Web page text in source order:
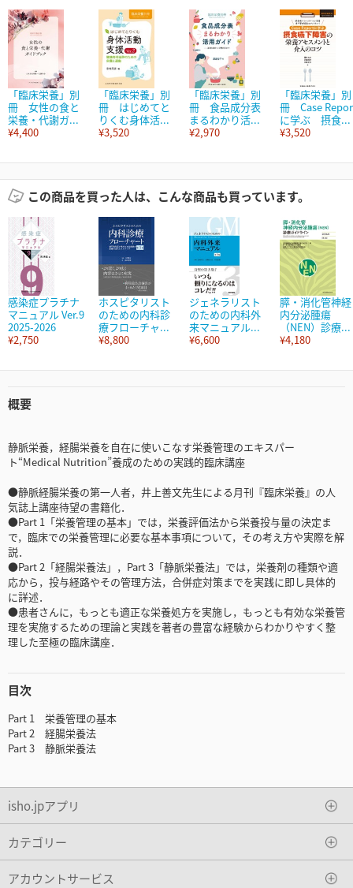
「臨床栄養」別
冊 女性の食と
栄養・代謝ガ...
¥4,400
「臨床栄養」別
冊 はじめてと
りくむ身体活...
¥3,520
「臨床栄養」別
冊 食品成分表
まるわかり活...
¥2,970
「臨床栄養」別
冊 Case
に学ぶ 摂食...
¥3,520
この商品を買った人は、こんな商品も買っています。
感染症プラチナ
マニュアル Ver.9
2025-2026
¥2,750
ホスピタリスト
のための内科診
療フローチャ...
¥8,800
ジェネラリスト
のための内科外
来マニュアル...
¥6,600
膵・消化管神経
内分泌腫瘍
（NEN）診療...
¥4,180
概要
静脈栄養，経腸栄養を自在に使いこなす栄養管理のエキスパー
ト“Medical Nutrition”養成のための実践的臨床講座
●静脈経腸栄養の第一人者，井上善文先生による月刊『臨床栄養』の人
気誌上講座待望の書籍化．
●Part 1「栄養管理の基本」では，栄養評価法から栄養投与量の決定ま
で，臨床での栄養管理に必要な基本事項について，その考え方や実際を解
説．
●Part 2「経腸栄養法」，Part 3「静脈栄養法」では，栄養剤の種類や適
応から，投与経路やその管理方法，合併症対策までを実践に即し具体的
に詳述．
●患者さんに，もっとも適正な栄養処方を実施し，もっとも有効な栄養管
理を実施するための理論と実践を著者の豊富な経験からわかりやすく整
理した至極の臨床講座．
目次
Part 1 栄養管理の基本
Part 2 経腸栄養法
Part 3 静脈栄養法
isho.jpアプリ
カテゴリー
アカウントサービス